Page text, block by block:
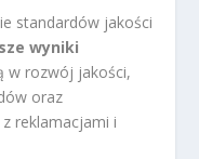
standardów jakości
wyniki
w rozwój jakości,
oraz
reklamacjami i